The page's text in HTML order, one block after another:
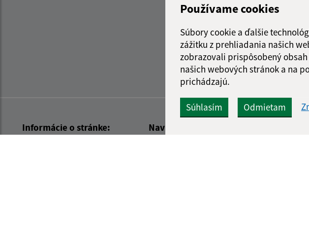
Používame cookies
Súbory cookie a ďalšie
zážitku z prehliadania našich
zobrazovali prispôsobený
našich webových stránok a na
prichádzajú.
Súhlasím Odmietam
Informácie o stránke: Navigácia: